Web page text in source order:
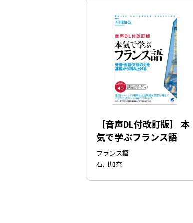
［音声DL付改訂版］ 本
気で学ぶフランス語
フランス語
石川加奈